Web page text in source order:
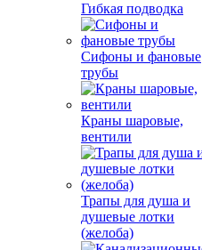
Гибкая подводка
Сифоны и фановые
трубы
Краны шаровые,
вентили
Трапы для душа и
душевые лотки
(желоба)